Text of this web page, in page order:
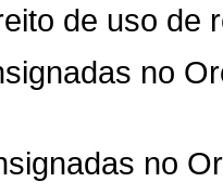
de uso de
no
no